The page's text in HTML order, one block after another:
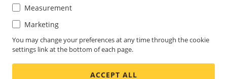
Il rilevamento fumo a video, invece, non necessita
del contatto fisico con il fumo. Il fumo che si propaga
nella fase iniziale può essere visto anche a grandi
distanze e direttamente alla fonte, consentendo un
rilevamento precoce.
Measurement
Marketing
You may change your preferences at any time through the cookie
settings link at the bottom of each page.
ACCEPT ALL